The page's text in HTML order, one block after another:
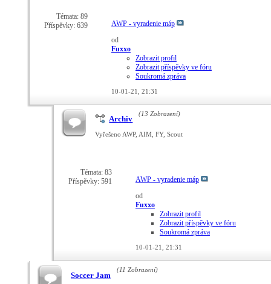
Témata: 89
Příspěvky: 639
AWP - vyradenie máp
od
Fuxxo
Zobrazit profil
Zobrazit příspěvky ve fóru
Soukromá zpráva
10-01-21, 21:31
Archiv
(13 Zobrazení)
Vyřešeno AWP, AIM, FY, Scout
Témata: 83
Příspěvky: 591
AWP - vyradenie máp
od
Fuxxo
Zobrazit profil
Zobrazit příspěvky ve fóru
Soukromá zpráva
10-01-21, 21:31
Soccer Jam
(11 Zobrazení)